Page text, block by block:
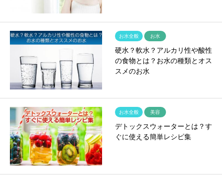
お水全般 お水
硬水？軟水？アルカリ性や酸性
の食物とは？お水の種類とオス
スメのお水
お水全般 美容
デトックスウォーターとは？す
ぐに使える簡単レシピ集